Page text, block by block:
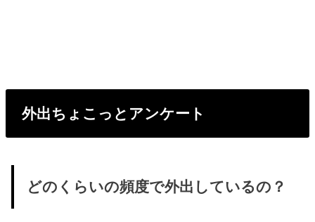
外出ちょこっとアンケート
どのくらいの頻度で外出しているの？